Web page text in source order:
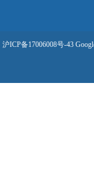
沪ICP备17006008号-43